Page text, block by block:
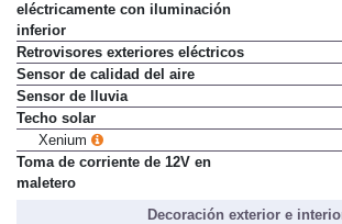
eléctricamente con iluminación
inferior
Retrovisores exteriores eléctricos
Sensor de calidad del aire
Sensor de lluvia
Techo solar
Xenium
Toma de corriente de 12V en
maletero
Decoración exterior e